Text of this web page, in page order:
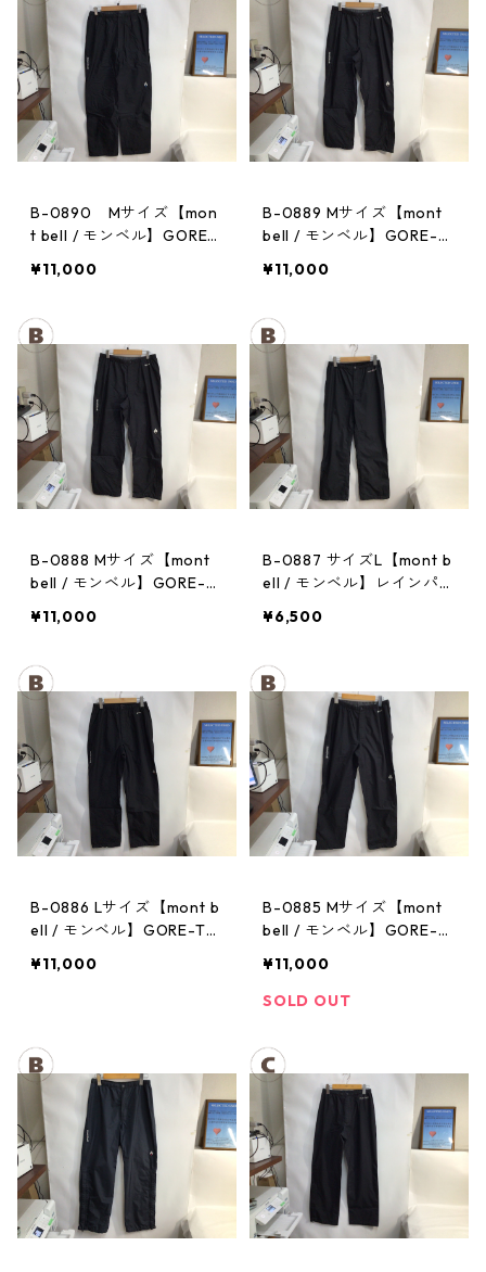
B-0890 Mサイズ【mon
t bell / モンベル】GORE-
ンパンツ：メンズBK
¥11,000
B-0889 Mサイズ【mont
bell / モンベル】GORE-T
パンツ：メンズBK
¥11,000
B-0888 Mサイズ【mont
bell / モンベル】GORE-T
パンツ：メンズBK
¥11,000
B-0887 サイズL【mont b
ell / モンベル】レインパン
ィース
¥6,500
B-0886 Lサイズ【mont b
ell / モンベル】GORE-TE
ンツ：レディースBK
¥11,000
B-0885 Mサイズ【mont
bell / モンベル】GORE-T
パンツ：メンズBK
¥11,000
SOLD OUT